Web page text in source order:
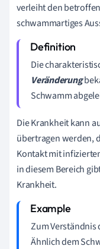
verleiht den
schwammartiges
Die
Veränderung
Schwamm
Die Krankheit kann
übertragen werden,
Kontakt mit
in diesem Bereich
Krankheit.
Zum
Ähnlich dem